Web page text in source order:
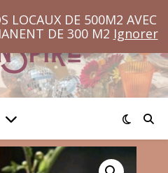
LOCAUX DE 500M2 AVEC
DE 300 M2 Ignorer